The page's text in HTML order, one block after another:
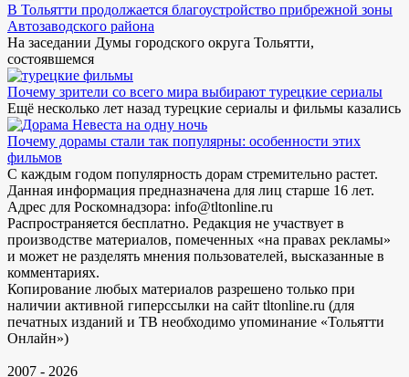
В Тольятти продолжается благоустройство прибрежной зоны
Автозаводского района
На заседании Думы городского округа Тольятти,
состоявшемся
Почему зрители со всего мира выбирают турецкие сериалы
Ещё несколько лет назад турецкие сериалы и фильмы казались
Почему дорамы стали так популярны: особенности этих
фильмов
С каждым годом популярность дорам стремительно растет.
Данная информация предназначена для лиц старше 16 лет.
Адрес для Роскомнадзора: info@tltonline.ru
Распространяется бесплатно. Редакция не участвует в
производстве материалов, помеченных «на правах рекламы»
и может не разделять мнения пользователей, высказанные в
комментариях.
Копирование любых материалов разрешено только при
наличии активной гиперссылки на сайт tltonline.ru (для
печатных изданий и ТВ необходимо упоминание «Тольятти
Онлайн»)
2007 - 2026